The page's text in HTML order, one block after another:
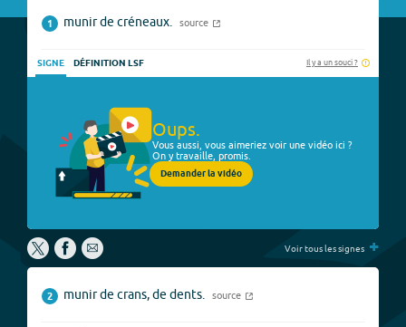
1 munir de créneaux. source
SIGNE DÉFINITION LSF Il y a un souci ?
Oups.
Vous aussi, vous aimeriez voir une vidéo ici ?
On y travaille, promis.
Demander la vidéo
Voir tous les signes +
2 munir de crans, de dents. source